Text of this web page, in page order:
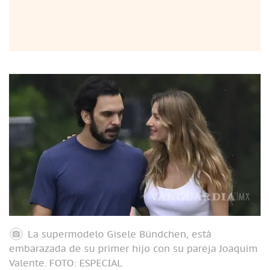
La supermodelo Gisele Bündchen, está
embarazada de su primer hijo con su pareja Joaquim
Valente. FOTO: ESPECIAL